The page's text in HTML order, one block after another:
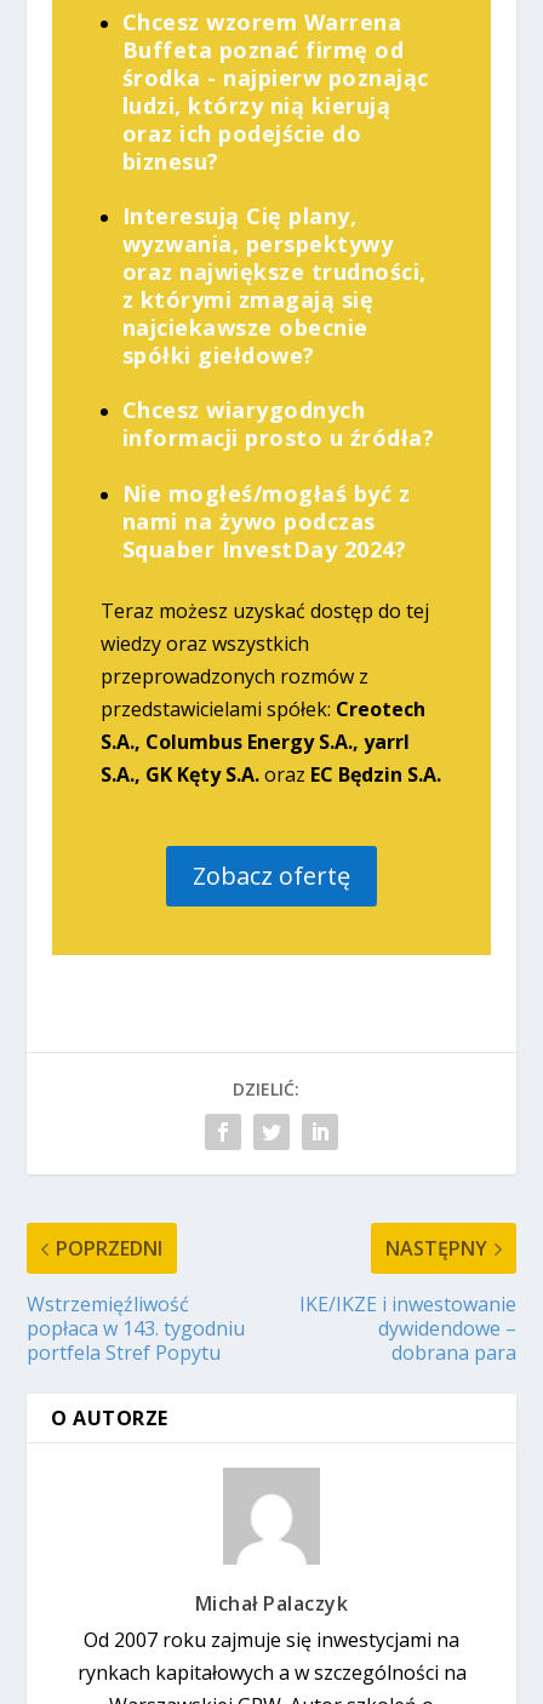
Chcesz wzorem Warrena
Buffeta poznać firmę od
środka - najpierw poznając
ludzi, którzy nią kierują
oraz ich podejście do
biznesu?
Interesują Cię plany,
wyzwania, perspektywy
oraz największe trudności,
z którymi zmagają się
najciekawsze obecnie
spółki giełdowe?
Chcesz wiarygodnych
informacji prosto u źródła?
Nie mogłeś/mogłaś być z
nami na żywo podczas
Squaber InvestDay 2024?
Teraz możesz uzyskać dostęp do tej
wiedzy oraz wszystkich
przeprowadzonych rozmów z
przedstawicielami spółek: Creotech
S.A., Columbus Energy S.A., yarrl
S.A., GK Kęty S.A.oraz EC Będzin S.A.
Zobacz ofertę
DZIELIĆ:
POPRZEDNI
Wstrzemięźliwość
popłaca w 143. tygodniu
portfela Stref Popytu
NASTĘPNY
IKE/IKZE i inwestowanie
dywidendowe –
dobrana para
O AUTORZE
Michał Palaczyk
Od 2007 roku zajmuje się inwestycjami na
rynkach kapitałowych a w szczególności na